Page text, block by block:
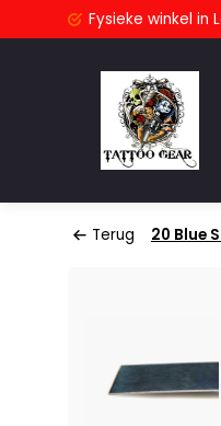
Fysieke winkel in
Terug 20 Blue